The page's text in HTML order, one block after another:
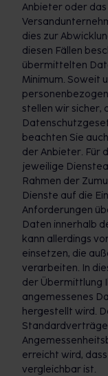
Anbieter oder
dies zur
diesen Fällen
übermittelten
Minimum. Soweit
stellen wir sicher,
beachten Sie
der Anbieter. Für
jeweilige
Rahmen der
Dienste auf die
Anforderungen
Daten innerhalb
kann allerdings
einsetzen, die
verarbeiten. In
der Übermittlung
angemessenes
hergestellt wird.
erreicht wird,
vergleichbar ist.